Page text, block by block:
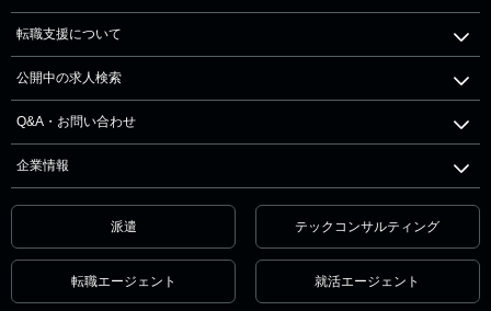
転職支援について
公開中の求人検索
Q&A・お問い合わせ
企業情報
派遣 テックコンサルティング
転職エージェント 就活エージェント